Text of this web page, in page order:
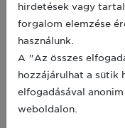
hirdetések vagy
forgalom elemzése
használunk.
A "Az összes
hozzájárulhat a sütik
elfogadásával
weboldalon.